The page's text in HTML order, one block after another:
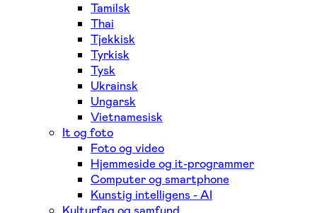
Tamilsk
Thai
Tjekkisk
Tyrkisk
Tysk
Ukrainsk
Ungarsk
Vietnamesisk
It og foto
Foto og video
Hjemmeside og it-programmer
Computer og smartphone
Kunstig intelligens - AI